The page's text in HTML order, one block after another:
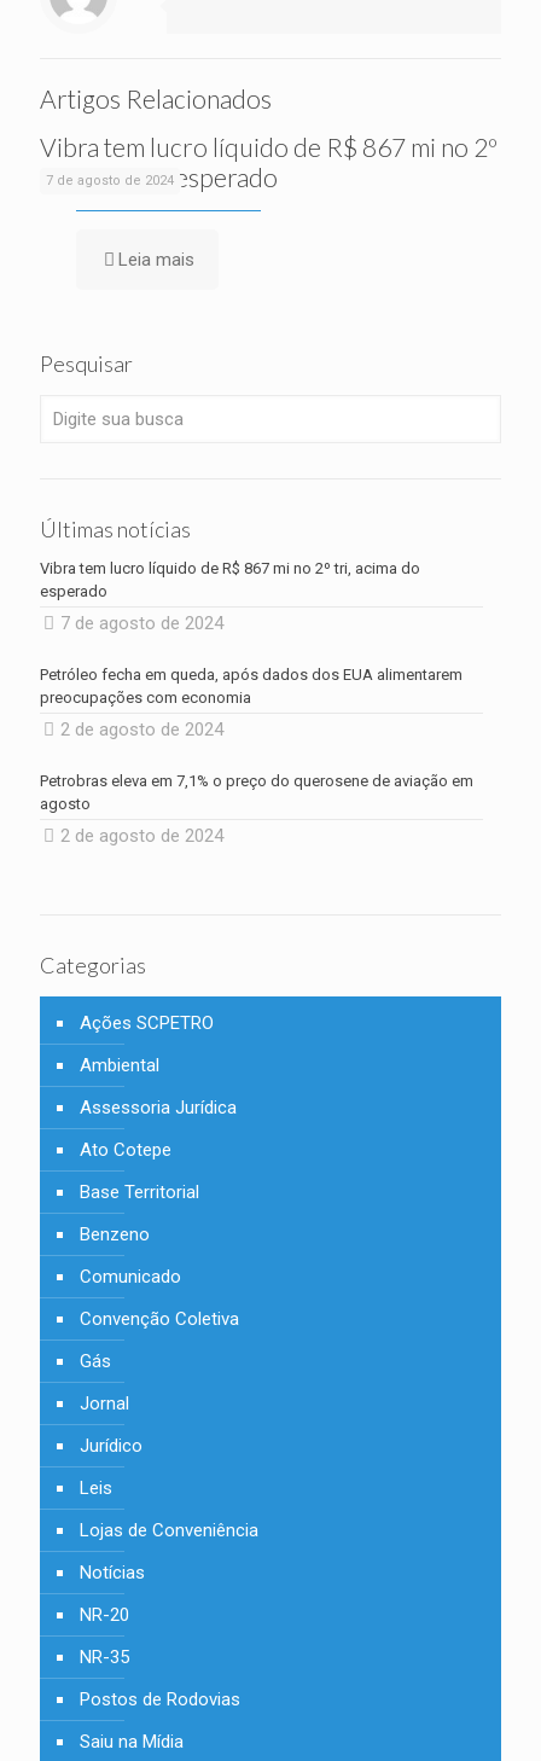
Artigos Relacionados
7 de agosto de 2024
Vibra tem lucro líquido de R$ 867 mi no 2º
tri, acima do esperado
Leia mais
Pesquisar
Últimas notícias
Vibra tem lucro líquido de R$ 867 mi no 2º tri, acima do
esperado
7 de agosto de 2024
Petróleo fecha em queda, após dados dos EUA alimentarem
preocupações com economia
2 de agosto de 2024
Petrobras eleva em 7,1% o preço do querosene de aviação em
agosto
2 de agosto de 2024
Categorias
Ações SCPETRO
Ambiental
Assessoria Jurídica
Ato Cotepe
Base Territorial
Benzeno
Comunicado
Convenção Coletiva
Gás
Jornal
Jurídico
Leis
Lojas de Conveniência
Notícias
NR-20
NR-35
Postos de Rodovias
Saiu na Mídia